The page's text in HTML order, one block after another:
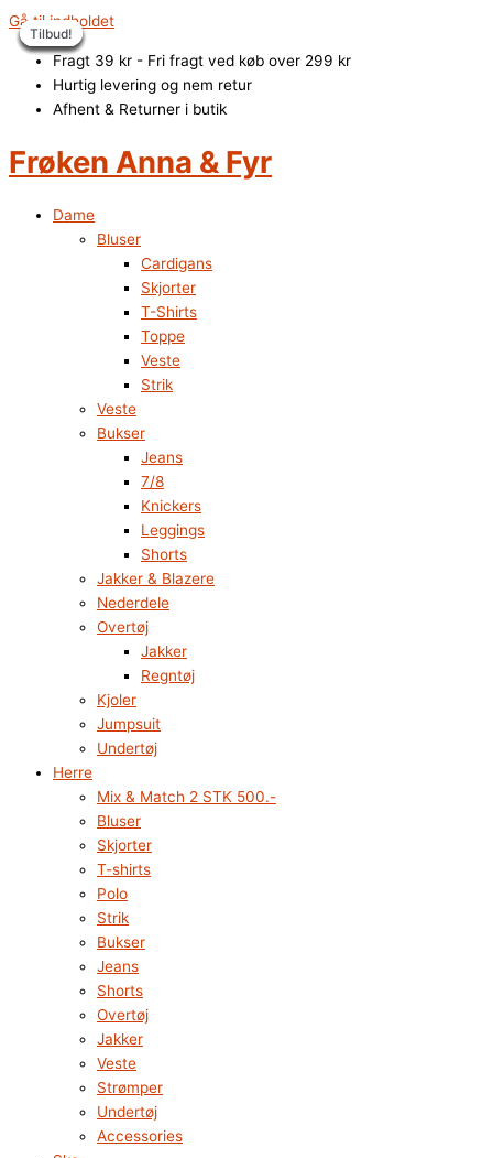
Gå til indholdet
Fragt 39 kr - Fri fragt ved køb over 299 kr
Hurtig levering og nem retur
Afhent & Returner i butik
Frøken Anna & Fyr
Dame
Bluser
Cardigans
Skjorter
T-Shirts
Toppe
Veste
Strik
Veste
Bukser
Jeans
7/8
Knickers
Leggings
Shorts
Jakker & Blazere
Nederdele
Overtøj
Jakker
Regntøj
Kjoler
Jumpsuit
Undertøj
Herre
Mix & Match 2 STK 500.-
Bluser
Skjorter
T-shirts
Polo
Strik
Bukser
Jeans
Shorts
Overtøj
Jakker
Veste
Strømper
Undertøj
Accessories
Tilbud!
Tilbud!
Tilbud!
Tilbud!
Tilbud!
Tilbud!
Tilbud!
Tilbud!